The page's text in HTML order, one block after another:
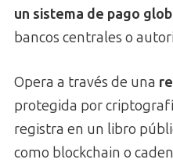
un sistema de pago
bancos centrales o
Opera a través de una
protegida por
registra en un libro
como blockchain o